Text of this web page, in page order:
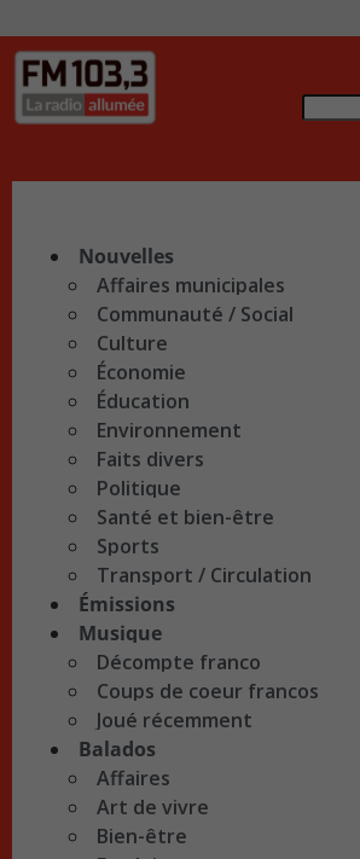
Nouvelles
Affaires municipales
Communauté / Social
Culture
Économie
Éducation
Environnement
Faits divers
Politique
Santé et bien-être
Sports
Transport / Circulation
Émissions
Musique
Décompte franco
Coups de coeur francos
Joué récemment
Balados
Affaires
Art de vivre
Bien-être